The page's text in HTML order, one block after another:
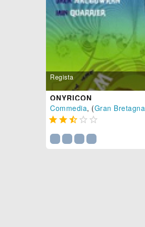
Regista
ONYRICON
Commedia, (Gran Bretagna
    